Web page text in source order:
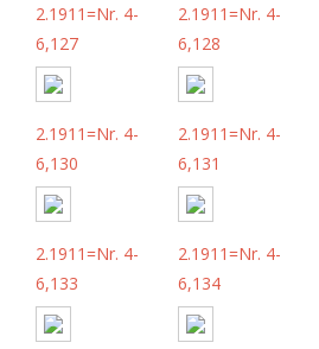
2.1911=Nr. 4-
6,127
2.1911=Nr. 4-
6,128
2.1911=Nr. 4-
6,130
2.1911=Nr. 4-
6,131
2.1911=Nr. 4-
6,133
2.1911=Nr. 4-
6,134